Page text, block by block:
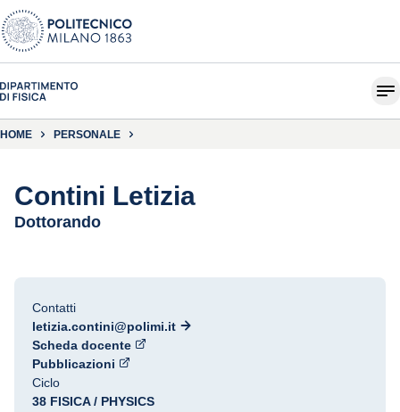
HOME PERSONALE
Contini Letizia
Dottorando
Contatti
letizia.contini@polimi.it
Scheda docente
Pubblicazioni
Ciclo
38 FISICA / PHYSICS